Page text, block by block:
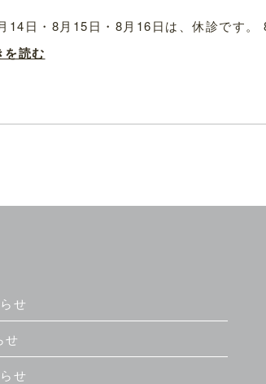
14日・8月15日・8月16日は、休診です
を読む
せ
せ
せ